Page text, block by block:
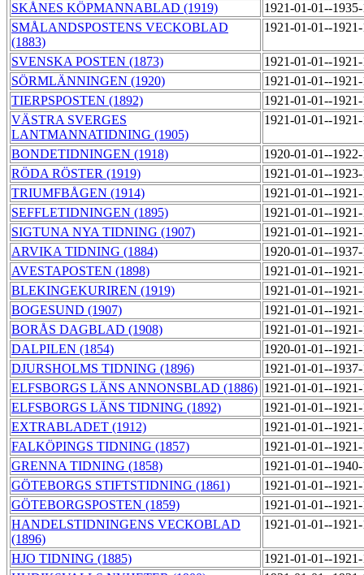
SKÅNES KÖPMANNABLAD (1919)
1921-01-01--
SMÅLANDSPOSTENS VECKOBLAD
(1883)
1921-01-01--
SVENSKA POSTEN (1873)
1921-01-01--
SÖRMLÄNNINGEN (1920)
1921-01-01--
TIERPSPOSTEN (1892)
1921-01-01--
VÄSTRA SVERGES
LANTMANNATIDNING (1905)
1921-01-01--
BONDETIDNINGEN (1918)
1920-01-01--
RÖDA RÖSTER (1919)
1921-01-01--
TRIUMFBÅGEN (1914)
1921-01-01--
SEFFLETIDNINGEN (1895)
1921-01-01--
SIGTUNA NYA TIDNING (1907)
1921-01-01--
ARVIKA TIDNING (1884)
1920-01-01--
AVESTAPOSTEN (1898)
1921-01-01--
BLEKINGEKURIREN (1919)
1921-01-01--
BOGESUND (1907)
1921-01-01--
BORÅS DAGBLAD (1908)
1921-01-01--
DALPILEN (1854)
1920-01-01--
DJURSHOLMS TIDNING (1896)
1921-01-01--
ELFSBORGS LÄNS ANNONSBLAD (1886) 1921-01-01--
ELFSBORGS LÄNS TIDNING (1892)
1921-01-01--
EXTRABLADET (1912)
1921-01-01--
FALKÖPINGS TIDNING (1857)
1921-01-01--
GRENNA TIDNING (1858)
1921-01-01--
GÖTEBORGS STIFTSTIDNING (1861)
1921-01-01--
GÖTEBORGSPOSTEN (1859)
1921-01-01--
HANDELSTIDNINGENS VECKOBLAD
(1896)
1921-01-01--
HJO TIDNING (1885)
1921-01-01--